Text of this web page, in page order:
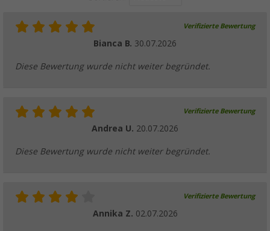
(2)
16, 99€ UVP19,99 €
(4)
Verifizierte Bewertung
Bianca B. 30.07.2026
Diese Bewertung wurde nicht weiter begründet.
Verifizierte Bewertung
Andrea U. 20.07.2026
Diese Bewertung wurde nicht weiter begründet.
Verifizierte Bewertung
Annika Z. 02.07.2026